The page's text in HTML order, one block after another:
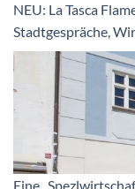
NEU: La Tasca
Stadtgespräche,
Eine